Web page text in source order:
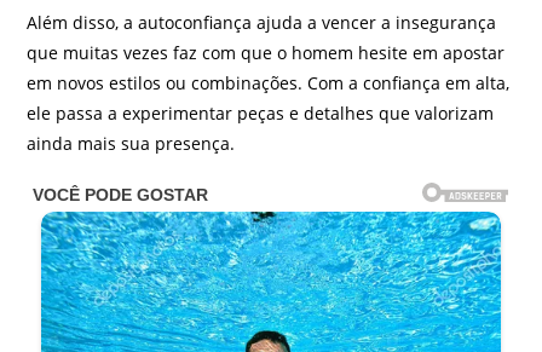
Além disso, a autoconfiança ajuda a vencer a insegurança
que muitas vezes faz com que o homem hesite em apostar
em novos estilos ou combinações. Com a confiança em alta,
ele passa a experimentar peças e detalhes que valorizam
ainda mais sua presença.